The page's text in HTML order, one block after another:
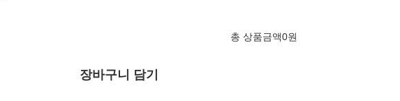
총 상품금액0원
장바구니 담기